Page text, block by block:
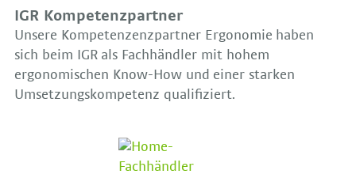
IGR Kompetenzpartner
Unsere Kompetenzenzpartner Ergonomie haben
sich beim IGR als Fachhändler mit hohem
ergonomischen Know-How und einer starken
Umsetzungskompetenz qualifiziert.